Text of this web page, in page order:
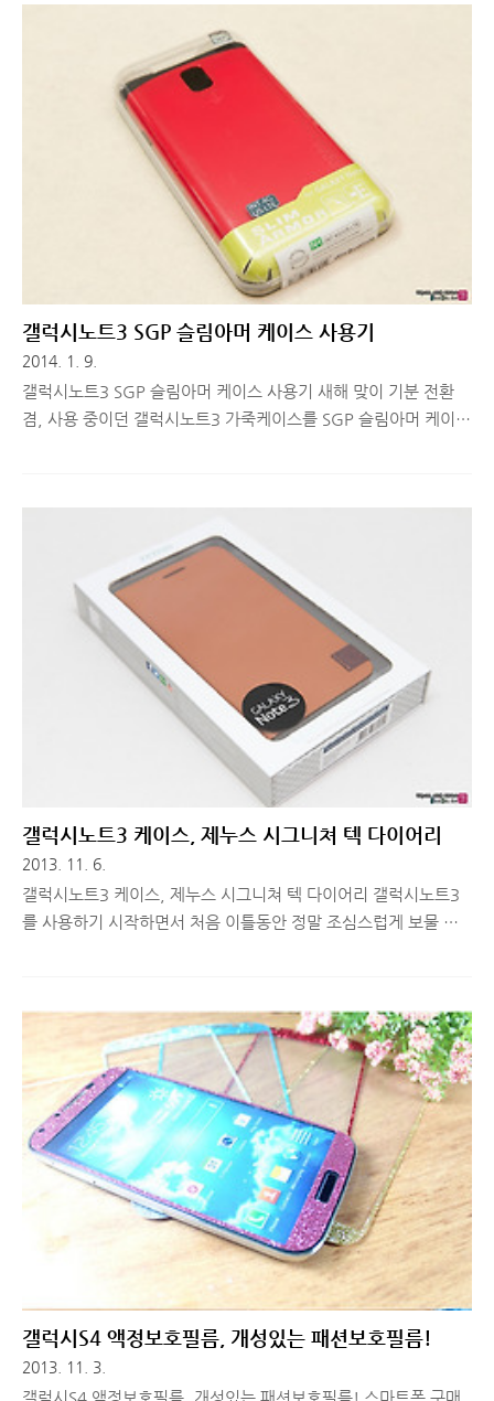
다르지만, 갤럭시노트3 케이스들의 경우, 대략 1/4 정도 가격으로
구매할 수 있으니 대박이라고 할 수 있죠? ^^ SGP 슬림아머 갤럭
시노트3 케이스는 디자인이나 안정성 면에서 매우 만족스러웠는
데, 두께가 조금 두꺼워지는 편이라 그립감이 좀 더 좋은 케이스를
쓰면 좋겠다고 생각하게 되더군요. 그래서 선물로 받은 SGP 네오
하이브리드 케이스를 꺼내서 디자인과 버튼 터치감, 그립감 등에
갤럭시노트3 SGP 슬림아머 케이스 사용기
2014. 1. 9.
갤럭시노트3 SGP 슬림아머 케이스 사용기 새해 맞이 기분 전환
겸, 사용 중이던 갤럭시노트3 가죽케이스를 SGP 슬림아머 케이스
는 장점이 있는데, 두꺼운 가죽케이스를 사용하다보니 여러모로
불편했습니다. 뷰커버를 사용하려고 하니 갤럭시S4 때 액정이 깨
졌던 기억이 나서 충격 흡수가 잘 되는 케이스가 기본 조건이었고,
디자인과 색감이 예쁜 케이스가 그 다음이었습니다. 고르고 골라
선택한 SGP 슬림아머 케이스, 디자인과 사용기 간단히 소개해드
갤럭시노트3 케이스, 제누스 시그니쳐 텍 다이어리
2013. 11. 6.
갤럭시노트3 케이스, 제누스 시그니쳐 텍 다이어리 갤럭시노트3
를 사용하기 시작하면서 처음 이틀동안 정말 조심스럽게 보물 다
선택하기 쉽지 않았습니다. 그래서 다이어리형 가죽 케이스를 선
택하되, 갤럭기노트3의 측면 부분 생활 스크래치는 기본적으로 방
어할 수 있고, 무엇보다 가죽 디자인이 깔끔하거나 고급스러운 제
품을 선택하게 됐습니다. 요즘 사용하고 있는 갤럭시노트3 가죽케
이스인 함께 살펴보시죠! ■ 갤럭시노트3 가죽케이스, 제누스 시
그니쳐 텍 다이어리 디자인 이 제품은 고급 원단을 사용하여 숙련
된 가죽 장인이 수작업으로 ..
갤럭시S4 액정보호필름, 개성있는 패션보호필름!
2013. 11. 3.
갤럭시S4 액정보호필름, 개성있는 패션보호필름! 스마트폰 구매